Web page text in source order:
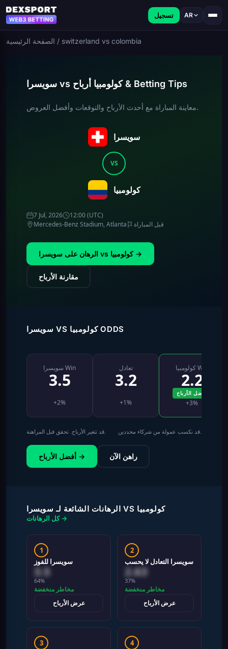
تسجيل AR
الصفحة الرئيسية / switzerland vs colombia
سويسرا vs كولومبيا أرباح & Betting Tips
معاينة المباراة مع أحدث الأرباح والتوقعات وأفضل العروض.
سويسرا
VS
كولومبيا
7 Jul, 2026
12:00 (UTC)
Mercedes-Benz Stadium, Atlanta
قبل المباراة
الرهان على سويسرا vs كولومبيا →
مقارنة الأرباح
سويسرا VS كولومبيا ODDS
سويسرا Win
3.5
+2%
تعادل
3.2
+1%
كولومبيا Win
2.2
أفضل الأرباح
+3%
قد تتغير الأرباح. تحقق قبل المراهنة. قد نكسب عمولة من شركاء محددين.
أفضل الأرباح → راهن الآن
الرهانات الشائعة لـ سويسرا VS كولومبيا
كل الرهانات →
1
سويسرا للفوز
3.5
64%
مخاطر منخفضة
عرض الأرباح
2
سويسرا التعادل لا يحسب
2.63
37%
مخاطر منخفضة
عرض الأرباح
3
4